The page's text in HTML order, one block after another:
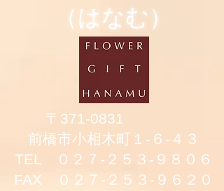
（はなむ）
〒371-0831
前橋市小相木町１-６-４３
TEL ０２７-２５３-９８０６
FAX ０２７-２５３-９６２０